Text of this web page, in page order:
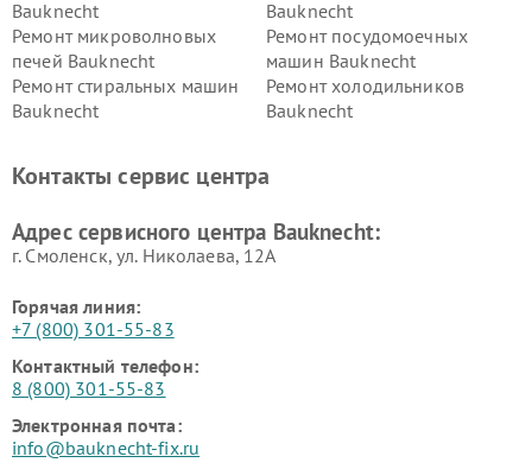
Bauknecht
Bauknecht
Ремонт микроволновых
печей Bauknecht
Ремонт посудомоечных
машин Bauknecht
Ремонт стиральных машин
Bauknecht
Ремонт холодильников
Bauknecht
Контакты сервис центра
Адрес сервисного центра Bauknecht:
г. Смоленск, ул. Николаева, 12А
Горячая линия:
+7 (800) 301-55-83
Контактный телефон:
8 (800) 301-55-83
Электронная почта:
info@bauknecht-fix.ru